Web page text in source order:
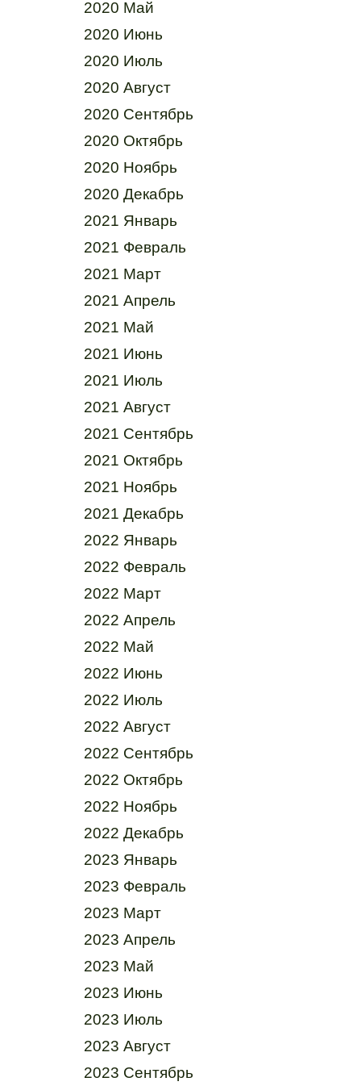
2020 Май
2020 Июнь
2020 Июль
2020 Август
2020 Сентябрь
2020 Октябрь
2020 Ноябрь
2020 Декабрь
2021 Январь
2021 Февраль
2021 Март
2021 Апрель
2021 Май
2021 Июнь
2021 Июль
2021 Август
2021 Сентябрь
2021 Октябрь
2021 Ноябрь
2021 Декабрь
2022 Январь
2022 Февраль
2022 Март
2022 Апрель
2022 Май
2022 Июнь
2022 Июль
2022 Август
2022 Сентябрь
2022 Октябрь
2022 Ноябрь
2022 Декабрь
2023 Январь
2023 Февраль
2023 Март
2023 Апрель
2023 Май
2023 Июнь
2023 Июль
2023 Август
2023 Сентябрь